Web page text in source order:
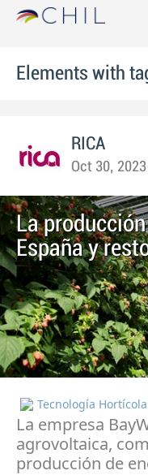
Elements with
RICA
Oct 30,
La
España y
Tecnología Hortícola
La empresa
agrovoltaica,
producción de